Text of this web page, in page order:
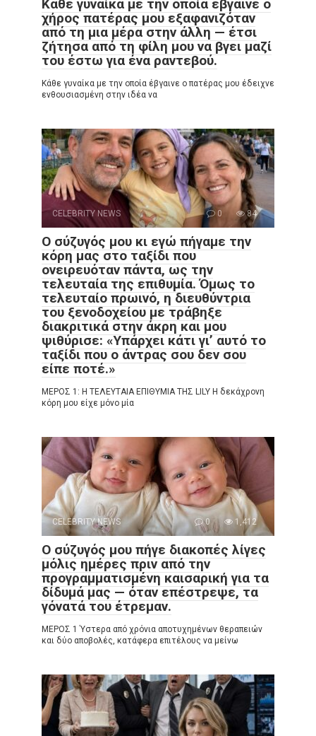
Κάθε γυναίκα με την οποία έβγαινε ο
χήρος πατέρας μου εξαφανιζόταν
από τη μια μέρα στην άλλη — έτσι
ζήτησα από τη φίλη μου να βγει μαζί
του έστω για ένα ραντεβού.
Κάθε γυναίκα με την οποία έβγαινε ο πατέρας μου έδειχνε
ενθουσιασμένη στην ιδέα να
CELEBRITY NEWS 0 84
Ο σύζυγός μου κι εγώ πήγαμε την
κόρη μας στο ταξίδι που
ονειρευόταν πάντα, ως την
τελευταία της επιθυμία. Όμως το
τελευταίο πρωινό, η διευθύντρια
του ξενοδοχείου με τράβηξε
διακριτικά στην άκρη και μου
ψιθύρισε: «Υπάρχει κάτι γι’ αυτό το
ταξίδι που ο άντρας σου δεν σου
είπε ποτέ.»
ΜΕΡΟΣ 1: Η ΤΕΛΕΥΤΑΙΑ ΕΠΙΘΥΜΙΑ ΤΗΣ LILY Η δεκάχρονη
κόρη μου είχε μόνο μία
CELEBRITY NEWS 0 1,412
Ο σύζυγός μου πήγε διακοπές λίγες
μόλις ημέρες πριν από την
προγραμματισμένη καισαρική για τα
δίδυμά μας — όταν επέστρεψε, τα
γόνατά του έτρεμαν.
ΜΕΡΟΣ 1 Ύστερα από χρόνια αποτυχημένων θεραπειών
και δύο αποβολές, κατάφερα επιτέλους να μείνω